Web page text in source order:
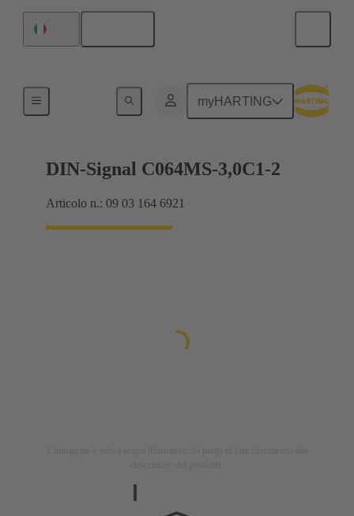
myHARTING
Collegamento scheda madre-scheda figlia
DIN-Signal C064MS-3,0C1-2
Articolo n.: 09 03 164 6921